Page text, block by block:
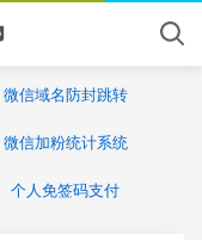
微信域名防封跳转
微信加粉统计系统
个人免签码支付